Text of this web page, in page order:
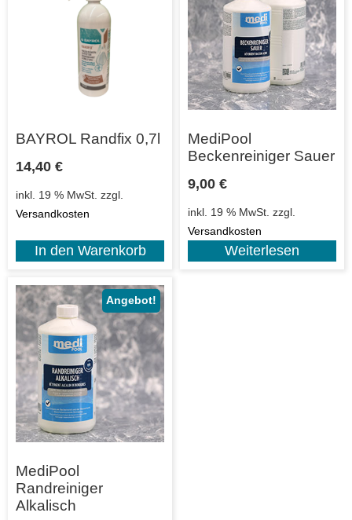
BAYROL Randfix 0,7l
14,40 €
inkl. 19 % MwSt. zzgl.
Versandkosten
In den Warenkorb
MediPool
Beckenreiniger Sauer
9,00 €
inkl. 19 % MwSt. zzgl.
Versandkosten
Weiterlesen
Angebot!
MediPool
Randreiniger
Alkalisch